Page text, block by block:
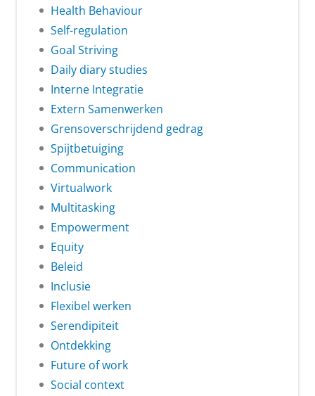
Health Behaviour
Self-regulation
Goal Striving
Daily diary studies
Interne Integratie
Extern Samenwerken
Grensoverschrijdend gedrag
Spijtbetuiging
Communication
Virtualwork
Multitasking
Empowerment
Equity
Beleid
Inclusie
Flexibel werken
Serendipiteit
Ontdekking
Future of work
Social context